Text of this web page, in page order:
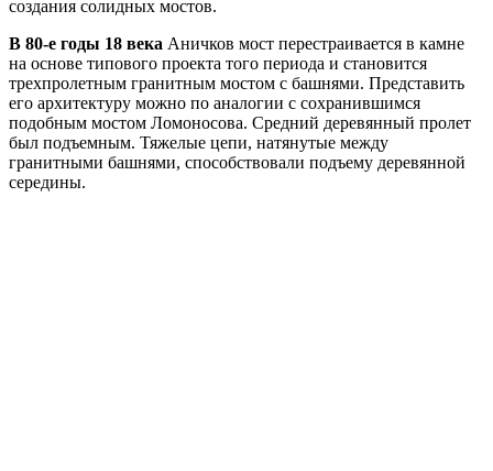
создания солидных мостов.
В 80-е годы 18 века Аничков мост перестраивается в камне
на основе типового проекта того периода и становится
трехпролетным гранитным мостом с башнями. Представить
его архитектуру можно по аналогии с сохранившимся
подобным мостом Ломоносова. Средний деревянный пролет
был подъемным. Тяжелые цепи, натянутые между
гранитными башнями, способствовали подъему деревянной
середины.